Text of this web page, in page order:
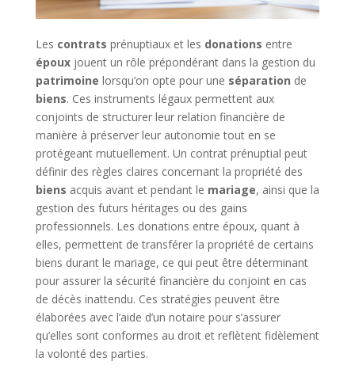
Les contrats prénuptiaux et les donations entre
épouxjouent un rôle prépondérant dans la gestion du
patrimoine lorsqu’on opte pour une séparation de
biens. Ces instruments légaux permettent aux
conjoints de structurer leur relation financière de
manière à préserver leur autonomie tout en se
protégeant mutuellement. Un contrat prénuptial peut
définir des règles claires concernant la propriété des
biens acquis avant et pendant le mariage, ainsi que la
gestion des futurs héritages ou des gains
professionnels. Les donations entre époux, quant à
elles, permettent de transférer la propriété de certains
biens durant le mariage, ce qui peut être déterminant
pour assurer la sécurité financière du conjoint en cas
de décès inattendu. Ces stratégies peuvent être
élaborées avec l’aide d’un notaire pour s’assurer
qu’elles sont conformes au droit et reflètent fidèlement
la volonté des parties.